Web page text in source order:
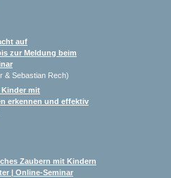
auf
zur Meldung beim
& Sebastian Rech)
Kinder mit
erkennen und effektiv
Zaubern mit Kindern
| Online-Seminar